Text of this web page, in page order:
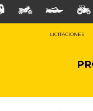
LICITACIONES